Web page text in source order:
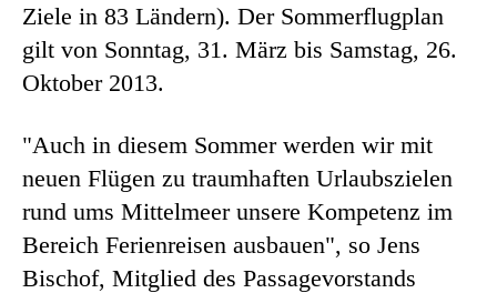
Ziele in 83 Ländern). Der Sommerflugplan
gilt von Sonntag, 31. März bis Samstag, 26.
Oktober 2013.
"Auch in diesem Sommer werden wir mit
neuen Flügen zu traumhaften Urlaubszielen
rund ums Mittelmeer unsere Kompetenz im
Bereich Ferienreisen ausbauen", so Jens
Bischof, Mitglied des Passagevorstands